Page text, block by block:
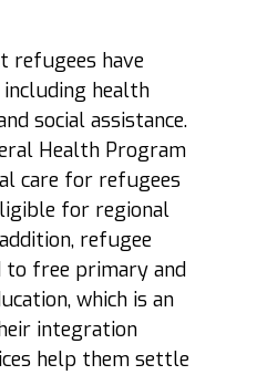
refugees have
including health
social assistance.
Health Program
care for refugees
for regional
refugee
to free primary and
which is an
integration
help them settle